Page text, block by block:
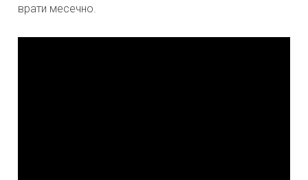
врати месечно.